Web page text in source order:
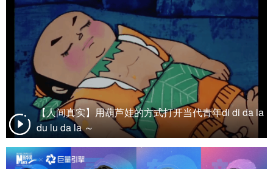
【人间真实】用葫芦娃的方式打开当代青年di di da la
du lu da la ～